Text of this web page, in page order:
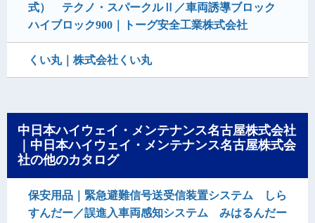
式） テクノ・スパークルⅡ／車両誘導ブロック
ハイブロック900｜トーグ安全工業株式会社
くい丸｜株式会社くい丸
中日本ハイウェイ・メンテナンス名古屋株式会社
｜中日本ハイウェイ・メンテナンス名古屋株式会
社の他のカタログ
保安用品｜緊急避難信号送受信装置システム しら
すんだー／誤進入車両感知システム みはるんだー